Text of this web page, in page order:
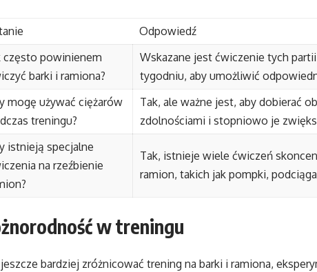
Odpowiedź
często powinienem
barki i ramiona?
Wskazane jest ćwiczenie tych
tygodniu, aby umożliwić
mogę używać ciężarów
treningu?
Tak, ale ważne jest, aby dobierać
zdolnościami i stopniowo je
istnieją specjalne
na rzeźbienie
Tak, istnieje wiele ćwiczeń
ramion, takich jak pompki,
w treningu
bardziej zróżnicować trening na barki i ramiona,